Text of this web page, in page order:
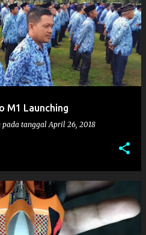
M1 Launching
pada tanggalApril 26, 2018